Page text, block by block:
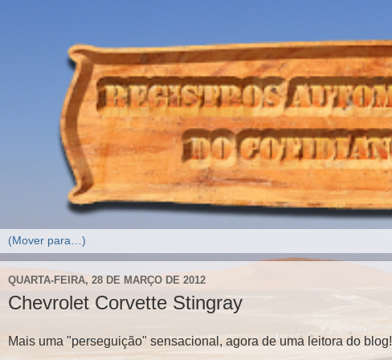
QUARTA-FEIRA, 28 DE MARÇO DE 2012
Chevrolet Corvette Stingray
Mais uma "perseguição" sensacional, agora de uma leitora do blog!